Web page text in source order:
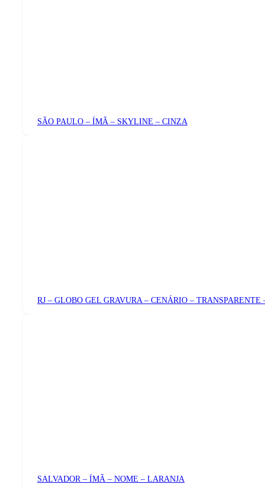
SÃO PAULO – ÍMÃ – SKYLINE – CINZA
RJ – GLOBO GEL GRAVURA – CENÁRIO – TRANSPARENTE
SALVADOR – ÍMÃ – NOME – LARANJA